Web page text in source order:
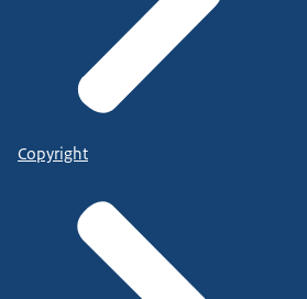
Copyright